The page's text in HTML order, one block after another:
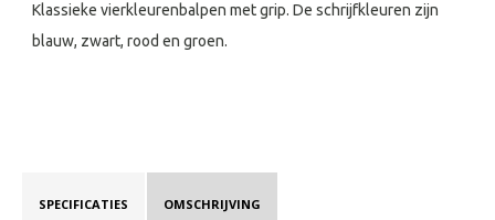
Klassieke vierkleurenbalpen met grip. De schrijfkleuren zijn
blauw, zwart, rood en groen.
SPECIFICATIES OMSCHRIJVING